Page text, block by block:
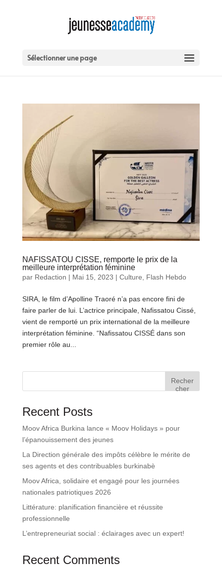
Sélectionner une page
NAFISSATOU CISSE, remporte le prix de la
meilleure interprétation féminine
par Redaction | Mai 15, 2023 | Culture Flash Hebdo
SIRA, le film d’Apolline Traoré n’a pas encore fini de
faire parler de lui. L’actrice principale, Nafissatou Cissé,
vient de remporté un prix international de la meilleure
interprétation féminine. “Nafissatou CISSÉ dans son
premier rôle au...
Recher
cher
Recent Posts
Moov Africa Burkina lance « Moov Holidays » pour
l’épanouissement des jeunes
La Direction générale des impôts célèbre le mérite de
ses agents et des contribuables burkinabè
Moov Africa, solidaire et engagé pour les journées
nationales patriotiques 2026
Littérature: planification financière et réussite
professionnelle
L’entrepreneuriat social : éclairages avec un expert!
Recent Comments